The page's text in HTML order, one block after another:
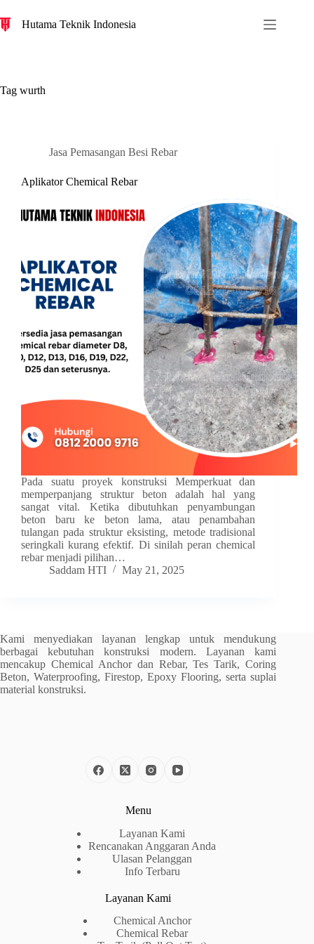
c
Hutama Teknik Indonesia
Tag wurth
Jasa Pemasangan Besi Rebar
Aplikator Chemical Rebar
Pada suatu proyek konstruksi Memperkuat dan
memperpanjang struktur beton adalah hal yang
sangat vital. Ketika dibutuhkan penyambungan
beton baru ke beton lama, atau penambahan
tulangan pada struktur eksisting, metode tradisional
seringkali kurang efektif. Di sinilah peran chemical
rebar menjadi pilihan…
Saddam HTI
May 21, 2025
Kami menyediakan layanan lengkap untuk mendukung
berbagai kebutuhan konstruksi modern. Layanan kami
mencakup Chemical Anchor dan Rebar, Tes Tarik, Coring
Beton, Waterproofing, Firestop, Epoxy Flooring, serta suplai
material konstruksi.
Menu
Layanan Kami
Rencanakan Anggaran Anda
Ulasan Pelanggan
Info Terbaru
Layanan Kami
Chemical Anchor
Chemical Rebar